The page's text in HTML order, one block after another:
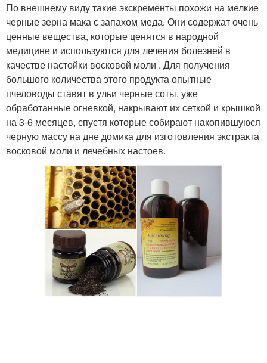
По внешнему виду такие экскременты похожи на мелкие
черные зерна мака с запахом меда. Они содержат очень
ценные вещества, которые ценятся в народной
медицине и используются для лечения болезней в
качестве настойки восковой моли . Для получения
большого количества этого продукта опытные
пчеловоды ставят в ульи черные соты, уже
обработанные огневкой, накрывают их сеткой и крышкой
на 3-6 месяцев, спустя которые собирают накопившуюся
черную массу на дне домика для изготовления экстракта
восковой моли и лечебных настоев.